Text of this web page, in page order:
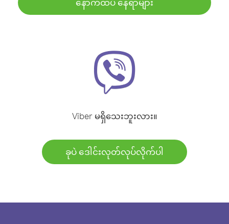
နောက်ထပ် နေရာများ
Viber မရှိသေးဘူးလား။
ခုပဲ ဒေါင်းလုတ်လုပ်လိုက်ပါ